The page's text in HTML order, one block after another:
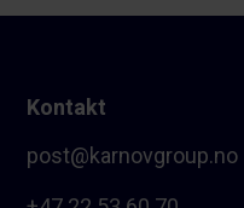
Kontakt
post@karnovgroup.no